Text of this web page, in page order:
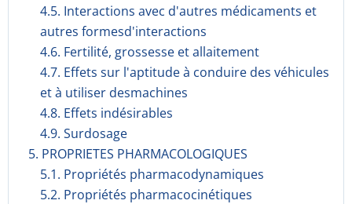
4.5. Interactions avec d'autres médicaments et
autres formesd'interactions
4.6. Fertilité, grossesse et allaitement
4.7. Effets sur l'aptitude à conduire des véhicules
et à utiliser desmachines
4.8. Effets indésirables
4.9. Surdosage
5. PROPRIETES PHARMACOLOGIQUES
5.1. Propriétés pharmacodynami­ques
5.2. Propriétés pharmacocinéti­ques